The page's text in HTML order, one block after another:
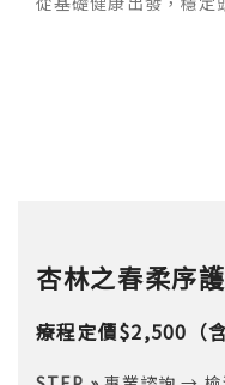
從基礎健康出發，穩定
杏林之春柔序
療程定價$2,500（含